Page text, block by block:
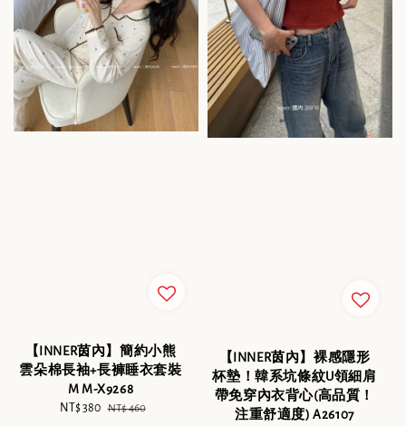
【INNER茵內】簡約小熊
雲朵棉長袖+長褲睡衣套裝
M M-X9268
Sale
NT$ 380 Regular
NT$ 460
【INNER茵內】裸感隱形
杯墊！韓系坑條紋U領細肩
帶免穿內衣背心(高品質！
注重舒適度) A26107